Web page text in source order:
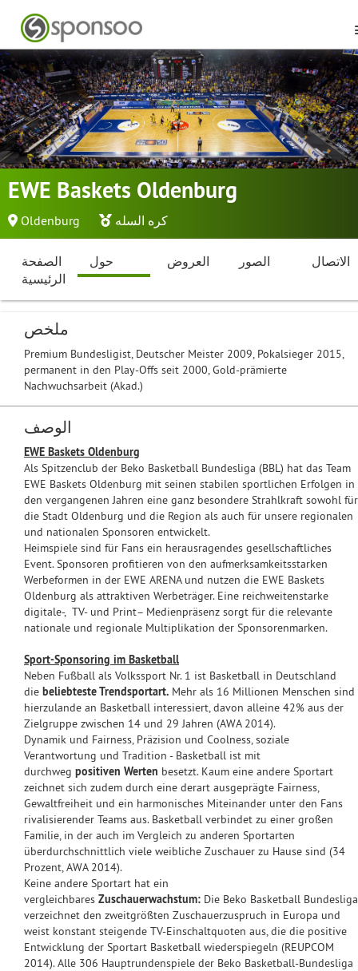
EWE Baskets Oldenburg
Oldenburg كره السله
الصفحة
الرئيسية
حول العروض الصور الاتصال
ملخص
Premium Bundesligist, Deutscher Meister 2009, Pokalsieger 2015,
permanent in den Play-Offs seit 2000, Gold-prämierte
Nachwuchsarbeit (Akad.)
الوصف
EWE Baskets Oldenburg
Als Spitzenclub der Beko Basketball Bundesliga (BBL) hat das Team
EWE Baskets Oldenburg mit seinen stabilen sportlichen Erfolgen in
den vergangenen Jahren eine ganz besondere Strahlkraft sowohl für
die Stadt Oldenburg und die Region als auch für unsere regionalen
und nationalen Sponsoren entwickelt.
Heimspiele sind für Fans ein herausragendes gesellschaftliches
Event. Sponsoren profitieren von den aufmerksamkeitsstarken
Werbeformen in der EWE ARENA und nutzen die EWE Baskets
Oldenburg als attraktiven Werbeträger. Eine reichweitenstarke
digitale-, TV- und Print– Medienpräsenz sorgt für die relevante
nationale und regionale Multiplikation der Sponsorenmarken.
Sport-Sponsoring im Basketball
Neben Fußball als Volkssport Nr. 1 ist Basketball in Deutschland
die beliebteste Trendsportart. Mehr als 16 Millionen Menschen sind
hierzulande an Basketball interessiert, davon alleine 42% aus der
Zielgruppe zwischen 14 und 29 Jahren (AWA 2014).
Dynamik und Fairness, Präzision und Coolness, soziale
Verantwortung und Tradition - Basketball ist mit
durchweg positiven Werten besetzt. Kaum eine andere Sportart
zeichnet sich zudem durch eine derart ausgeprägte Fairness,
Gewaltfreiheit und ein harmonisches Miteinander unter den Fans
rivalisierender Teams aus. Basketball verbindet zu einer großen
Familie, in der auch im Vergleich zu anderen Sportarten
überdurchschnittlich viele weibliche Zuschauer zu Hause sind (34
Prozent, AWA 2014).
Keine andere Sportart hat ein
vergleichbares Zuschauerwachstum: Die Beko Basketball Bundesliga
verzeichnet den zweitgrößten Zuschauerzuspruch in Europa und
weist konstant steigende TV-Einschaltquoten aus, die die positive
Entwicklung der Sportart Basketball wiederspiegeln (REUPCOM
2014). Alle 306 Hauptrundenspiele der Beko Basketball-Bundesliga